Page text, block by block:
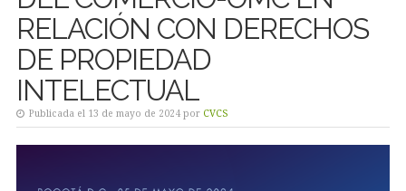
RELACIÓN CON DERECHOS
DE PROPIEDAD
INTELECTUAL
Publicada el 13 de mayo de 2024 por CVCS